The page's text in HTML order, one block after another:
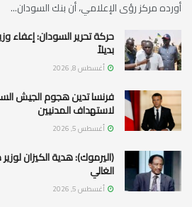
أورده مركز رؤى الإعلامي، أن بنك السودان...
حركة تحرير السودان: إعفاء
بديلاً
أغسطس 8, 2026
فرنسا تدين هجوم الجيش
لاستهداف المدنيين
أغسطس 5, 2026
(اليرموك): هدية الكيزان
الغالي
أغسطس 5, 2026